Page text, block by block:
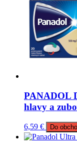
PANADOL
hlavy a
6,59 € Do